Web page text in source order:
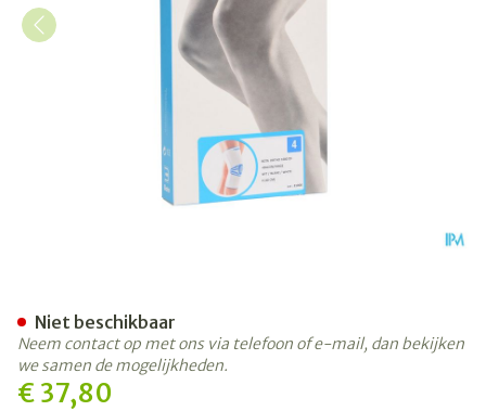
€ 37,80
Niet beschikbaar
Neem contact op met ons via telefoon of e-mail, dan bekijken
we samen de mogelijkheden.